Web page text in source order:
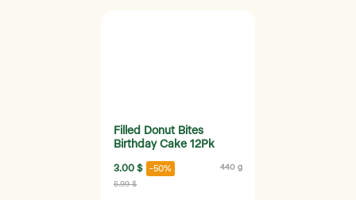
Filled Donut Bites
Birthday Cake 12Pk
3.00 $ -50% 440 g
5.99 $